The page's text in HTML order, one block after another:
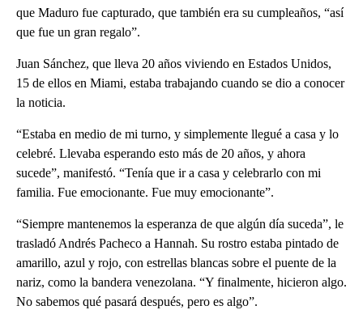
que Maduro fue capturado, que también era su cumpleaños, “así
que fue un gran regalo”.
Juan Sánchez, que lleva 20 años viviendo en Estados Unidos,
15 de ellos en Miami, estaba trabajando cuando se dio a conocer
la noticia.
“Estaba en medio de mi turno, y simplemente llegué a casa y lo
celebré. Llevaba esperando esto más de 20 años, y ahora
sucede”, manifestó. “Tenía que ir a casa y celebrarlo con mi
familia. Fue emocionante. Fue muy emocionante”.
“Siempre mantenemos la esperanza de que algún día suceda”, le
trasladó Andrés Pacheco a Hannah. Su rostro estaba pintado de
amarillo, azul y rojo, con estrellas blancas sobre el puente de la
nariz, como la bandera venezolana. “Y finalmente, hicieron algo.
No sabemos qué pasará después, pero es algo”.